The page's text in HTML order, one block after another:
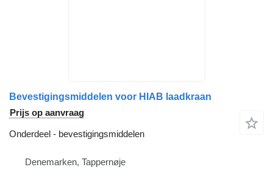
Bevestigingsmiddelen voor HIAB laadkraan
Prijs op aanvraag
Onderdeel - bevestigingsmiddelen
Denemarken, Tappernøje